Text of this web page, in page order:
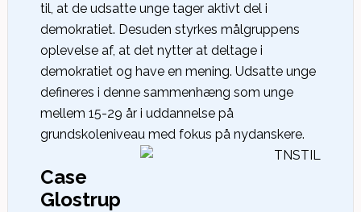
til, at de udsatte unge tager aktivt del i
demokratiet. Desuden styrkes målgruppens
oplevelse af, at det nytter at deltage i
demokratiet og have en mening. Udsatte unge
defineres i denne sammenhæng som unge
mellem 15-29 år i uddannelse på
grundskoleniveau med fokus på nydanskere.
Case
Glostrup